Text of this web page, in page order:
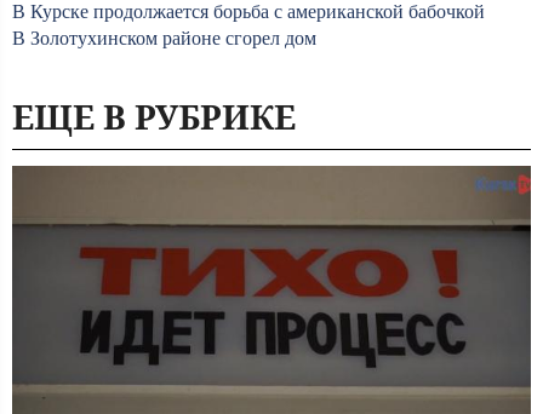
В Курске продолжается борьба с американской бабочкой
В Золотухинском районе сгорел дом
ЕЩЕ В РУБРИКЕ